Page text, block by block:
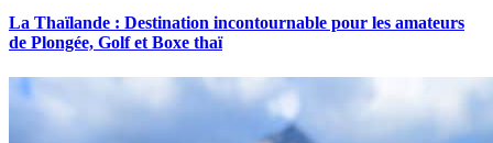
La Thaïlande : Destination incontournable pour les amateurs
de Plongée, Golf et Boxe thaï